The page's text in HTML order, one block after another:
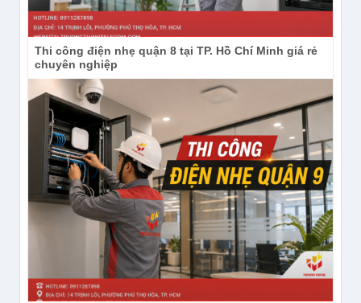
Instagram:
https://www.instagram.com/congnghetruongthinh/
Thi công điện nhẹ quận 8 tại TP. Hồ Chí Minh giá rẻ
chuyên nghiệp